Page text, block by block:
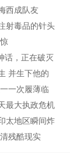
西成队友
射毒品的针头
话，正在破灭
并生下他的
一次履薄临
最大执政危机
太地区瞬间炸
残酷现实